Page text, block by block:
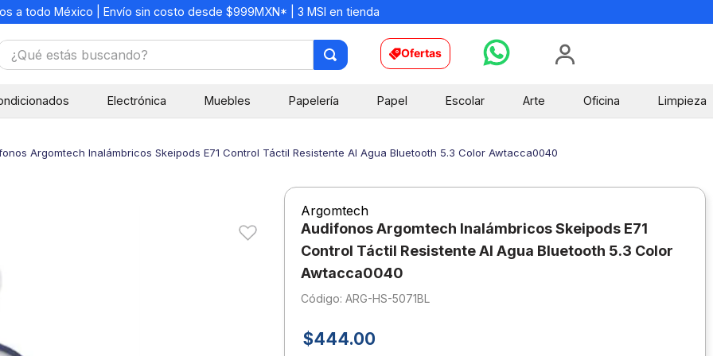
a todo México | Envío sin costo desde $999MXN* | 3 MSI en tienda
estás buscando? Ofertas
Electrónica Muebles Papelería Papel Escolar Arte Oficina Limpieza
Argomtech Inalámbricos Skeipods E71 Control Táctil Resistente Al Agua Bluetooth 5.3 Color Awtacca0040
Argomtech
Audifonos Argomtech Inalámbricos Skeipods E71
Control Táctil Resistente Al Agua Bluetooth 5.3 Color
Awtacca0040
: ARG-HS-5071BL
$444.00